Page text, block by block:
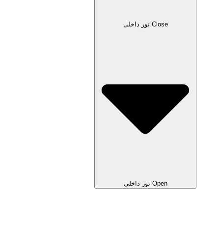
Close تور داخلی
Open تور داخلی